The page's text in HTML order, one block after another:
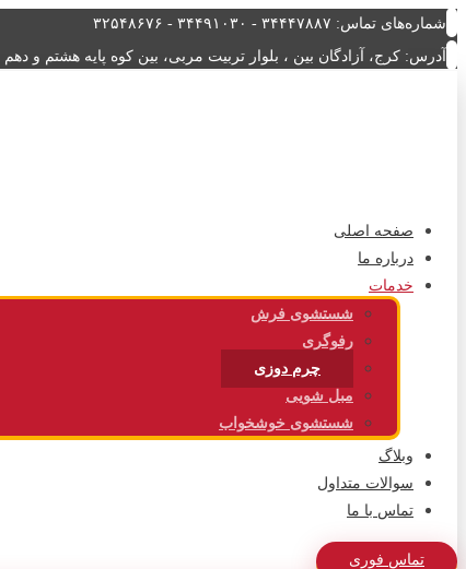
شماره‌های تماس: ۳۴۴۴۷۸۸۷ - ۳۴۴۹۱۰۳۰ - ۳۲۵۴۸۶۷۶
آدرس: کرج، آزادگان بین ، بلوار تربیت مربی، بین کوه پایه هشتم و دهم
صفحه اصلی
درباره ما
خدمات
شستشوی فرش
رفوگری
چرم دوزی
مبل شویی
شستشوی خوشخواب
وبلاگ
سوالات متداول
تماس با ما
تماس فوری